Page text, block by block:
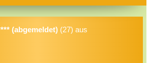
(abgemeldet) (27) aus